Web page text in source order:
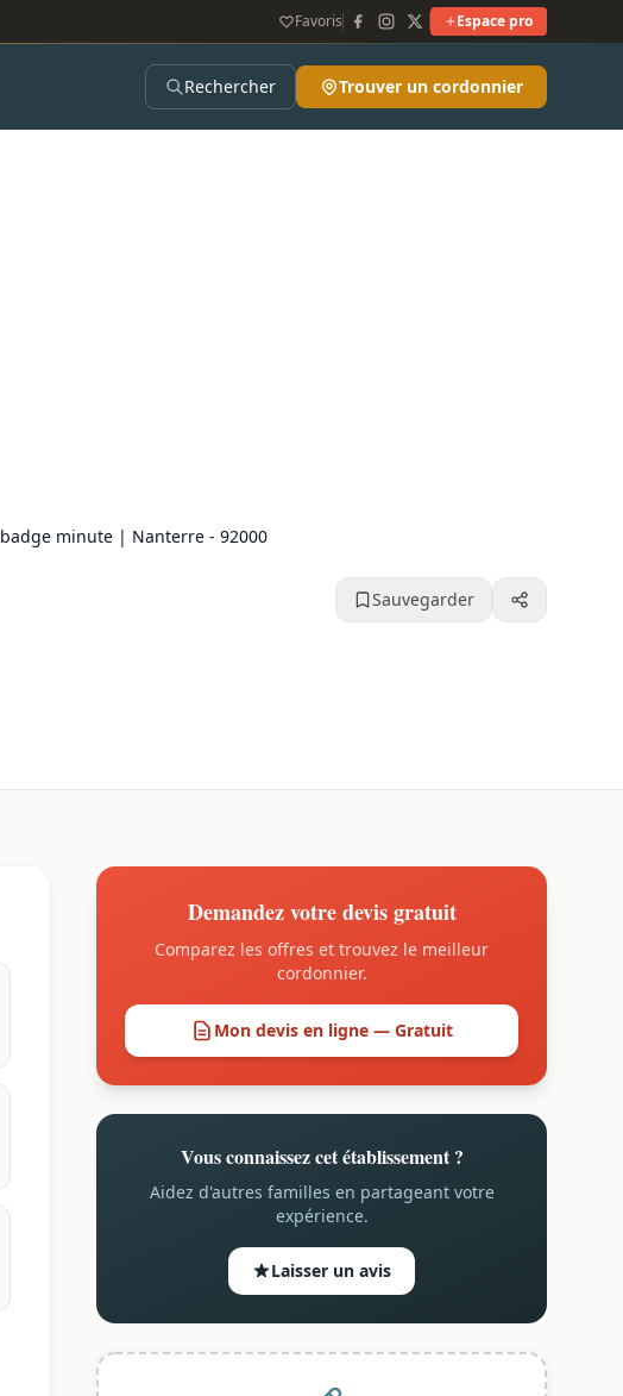
Favoris Espace pro
Rechercher Trouver un cordonnier
badge minute | Nanterre - 92000
Sauvegarder
Demandez votre devis gratuit
Comparez les offres et trouvez le meilleur
cordonnier.
Mon devis en ligne — Gratuit
Vous connaissez cet établissement ?
Aidez d'autres familles en partageant votre
expérience.
Laisser un avis